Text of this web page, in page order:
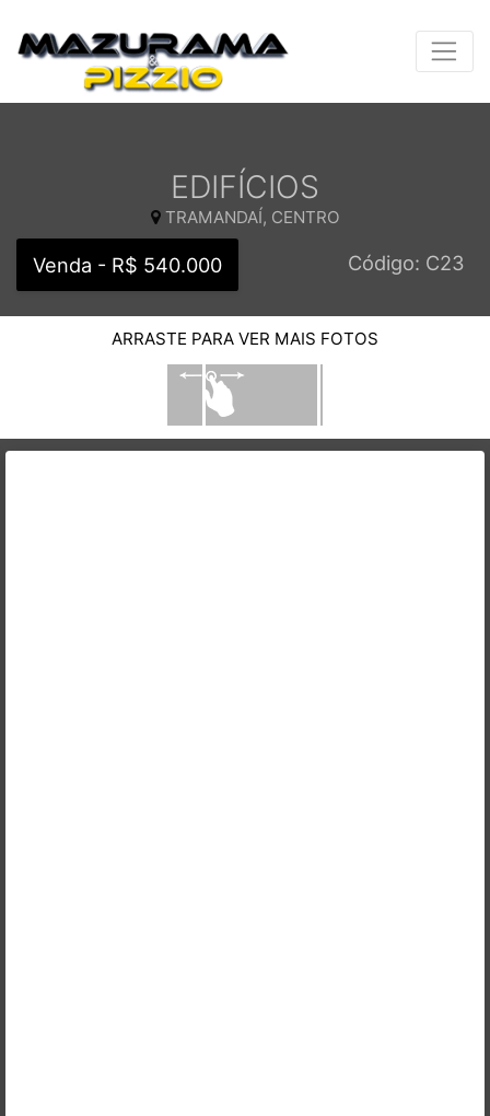
EDIFÍCIOS
TRAMANDAÍ, CENTRO
Código: C23
Venda - R$ 540.000
ARRASTE PARA VER MAIS FOTOS